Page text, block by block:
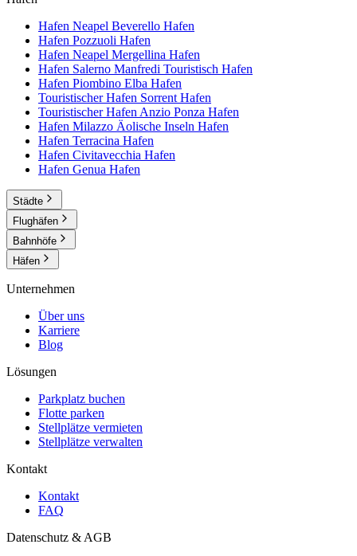
Hafen Neapel Beverello Hafen
Hafen Pozzuoli Hafen
Hafen Neapel Mergellina Hafen
Hafen Salerno Manfredi Touristisch Hafen
Hafen Piombino Elba Hafen
Touristischer Hafen Sorrent Hafen
Touristischer Hafen Anzio Ponza Hafen
Hafen Milazzo Äolische Inseln Hafen
Hafen Terracina Hafen
Hafen Civitavecchia Hafen
Hafen Genua Hafen
Städte
Flughäfen
Bahnhöfe
Häfen
Unternehmen
Über uns
Karriere
Blog
Lösungen
Parkplatz buchen
Flotte parken
Stellplätze vermieten
Stellplätze verwalten
Kontakt
Kontakt
FAQ
Datenschutz & AGB